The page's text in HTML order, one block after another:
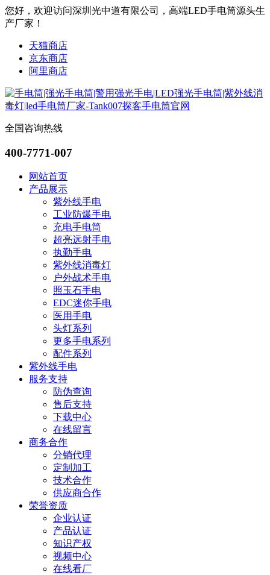
您好，欢迎访问深圳光中道有限公司，高端LED手电筒源头生
产厂家！
天猫商店
京东商店
阿里商店
全国咨询热线
400-7771-007
网站首页
产品展示
紫外线手电
工业防爆手电
充电手电筒
超亮远射手电
执勤手电
紫外线消毒灯
户外战术手电
照玉石手电
EDC迷你手电
医用手电
头灯系列
更多手电系列
配件系列
紫外线手电
服务支持
防伪查询
售后支持
下载中心
在线留言
商务合作
分销代理
定制加工
技术合作
供应商合作
荣誉资质
企业认证
产品认证
知识产权
视频中心
在线看厂